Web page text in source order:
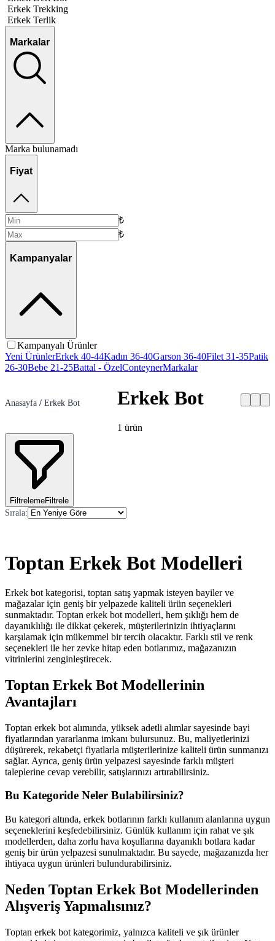
Erkek Trekking
Erkek Terlik
Markalar
Marka bulunamadı
Fiyat
₺
₺
Kampanyalar
Kampanyalı Ürünler
Yeni ÜrünlerErkek 40-44Kadın 36-40Garson 36-40Filet 31-35Patik
26-30Bebe 21-25Battal - ÖzelConteynerMarkalar
Anasayfa / Erkek Bot Erkek Bot
1 ürün
FiltrelemeFiltrele
Sırala:
Toptan Erkek Bot Modelleri
Erkek bot kategorisi, toptan satış yapmak isteyen bayiler ve
mağazalar için geniş bir yelpazede kaliteli ürün seçenekleri
sunmaktadır. Toptan erkek bot modelleri, hem şıklığı hem de
dayanıklılığı ile dikkat çekerek, müşterilerinizin ihtiyaçlarını
karşılamak için mükemmel bir tercih olacaktır. Farklı stil ve renk
seçenekleri ile her zevke hitap eden botlarımız, mağazanızın
vitrinlerini zenginleştirecek.
Toptan Erkek Bot Modellerinin
Avantajları
Toptan erkek bot alımında, yüksek adetli alımlar sayesinde bayi
fiyatlarından yararlanma imkanı bulursunuz. Bu, maliyetlerinizi
düşürerek, rekabetçi fiyatlarla müşterilerinize kaliteli ürün sunmanızı
sağlar. Ayrıca, geniş ürün yelpazesi sayesinde farklı müşteri
taleplerine cevap verebilir, satışlarınızı artırabilirsiniz.
Bu Kategoride Neler Bulabilirsiniz?
Bu kategori altında, erkek botlarının farklı kullanım alanlarına uygun
seçeneklerini keşfedebilirsiniz. Günlük kullanım için rahat ve şık
modellerden, daha zorlu hava koşullarına dayanıklı botlara kadar
geniş bir ürün yelpazesi sunulmaktadır. Bu sayede, mağazanızda her
ihtiyaca uygun ürünleri bulundurabilirsiniz.
Neden Toptan Erkek Bot Modellerinden
Alışveriş Yapmalısınız?
Toptan erkek bot kategorimiz, yalnızca kaliteli ve şık ürünler